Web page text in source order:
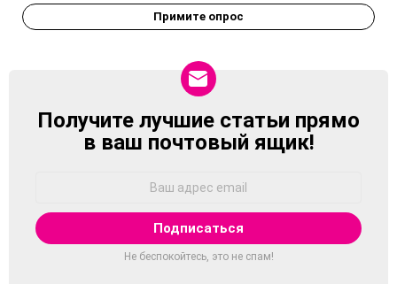
Примите опрос
NEWSLETTER
Получите лучшие статьи прямо
в ваш почтовый ящик!
Не беспокойтесь, это не спам!